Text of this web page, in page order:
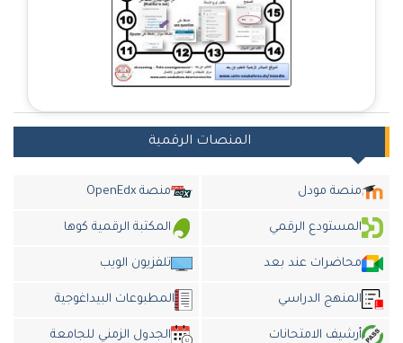
المنصات الرقمية
منصة مودل منصة OpenEdx
المستودع الرقمي المكتبة الرقمية كوها
محاضرات عند بعد تلفزيون الويب
المنهج الدراسي المطبوعات البيداغوجية
أرشيف الامتحانات الجدول الزمني للجامعة